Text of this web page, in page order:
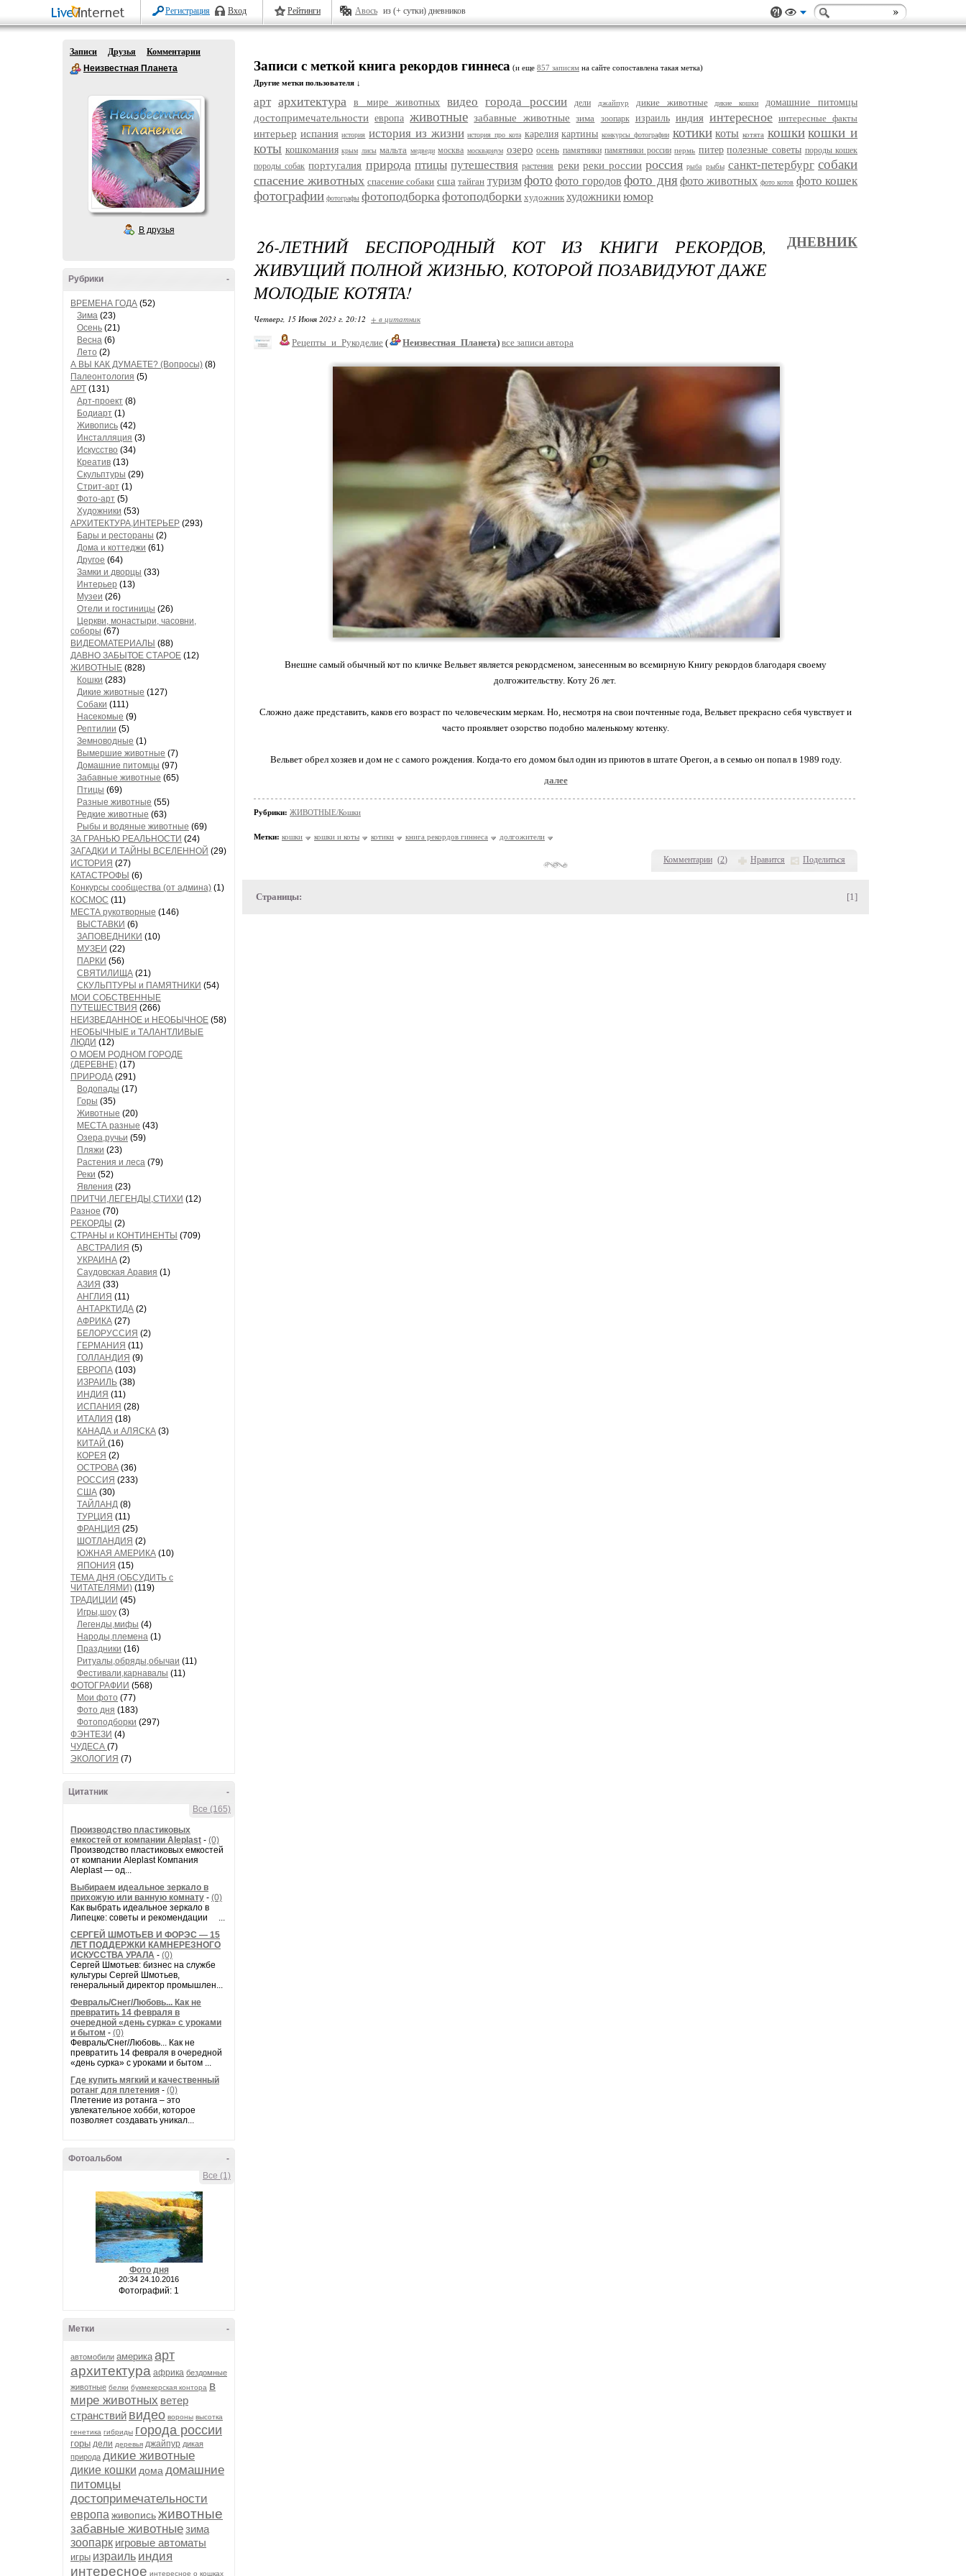
Регистрация Вход Рейтинги Авось из (+ сутки) дневников
Записи Друзья
Комментарии
Неизвестная Планета
В друзья
-
Рубрики
ВРЕМЕНА ГОДА (52)
Зима (23)
Осень (21)
Весна (6)
Лето (2)
А ВЫ КАК ДУМАЕТЕ? (Вопросы) (8)
Палеонтология (5)
АРТ (131)
Арт-проект (8)
Бодиарт (1)
Живопись (42)
Инсталляция (3)
Искусство (34)
Креатив (13)
Скульптуры (29)
Стрит-арт (1)
Фото-арт (5)
Художники (53)
АРХИТЕКТУРА,ИНТЕРЬЕР (293)
Бары и рестораны (2)
Дома и коттеджи (61)
Другое (64)
Замки и дворцы (33)
Интерьер (13)
Музеи (26)
Отели и гостиницы (26)
Церкви, монастыри, часовни,
соборы (67)
ВИДЕОМАТЕРИАЛЫ (88)
ДАВНО ЗАБЫТОЕ СТАРОЕ (12)
ЖИВОТНЫЕ (828)
Кошки (283)
Дикие животные (127)
Собаки (111)
Насекомые (9)
Рептилии (5)
Земноводные (1)
Вымершие животные (7)
Домашние питомцы (97)
Забавные животные (65)
Птицы (69)
Разные животные (55)
Редкие животные (63)
Рыбы и водяные животные (69)
ЗА ГРАНЬЮ РЕАЛЬНОСТИ (24)
ЗАГАДКИ И ТАЙНЫ ВСЕЛЕННОЙ (29)
ИСТОРИЯ (27)
КАТАСТРОФЫ (6)
Конкурсы сообщества (от админа) (1)
КОСМОС (11)
МЕСТА рукотворные (146)
ВЫСТАВКИ (6)
ЗАПОВЕДНИКИ (10)
МУЗЕИ (22)
ПАРКИ (56)
СВЯТИЛИЩА (21)
СКУЛЬПТУРЫ и ПАМЯТНИКИ (54)
МОИ СОБСТВЕННЫЕ
ПУТЕШЕСТВИЯ (266)
НЕИЗВЕДАННОЕ и НЕОБЫЧНОЕ (58)
НЕОБЫЧНЫЕ и ТАЛАНТЛИВЫЕ
ЛЮДИ (12)
О МОЕМ РОДНОМ ГОРОДЕ
(ДЕРЕВНЕ) (17)
ПРИРОДА (291)
Водопады (17)
Горы (35)
Животные (20)
МЕСТА разные (43)
Озера,ручьи (59)
Пляжи (23)
Растения и леса (79)
Реки (52)
Явления (23)
ПРИТЧИ,ЛЕГЕНДЫ,СТИХИ (12)
Разное (70)
РЕКОРДЫ (2)
СТРАНЫ и КОНТИНЕНТЫ (709)
АВСТРАЛИЯ (5)
УКРАИНА (2)
Саудовская Аравия (1)
АЗИЯ (33)
АНГЛИЯ (11)
АНТАРКТИДА (2)
АФРИКА (27)
БЕЛОРУССИЯ (2)
ГЕРМАНИЯ (11)
ГОЛЛАНДИЯ (9)
ЕВРОПА (103)
ИЗРАИЛЬ (38)
ИНДИЯ (11)
ИСПАНИЯ (28)
ИТАЛИЯ (18)
КАНАДА и АЛЯСКА (3)
КИТАЙ (16)
КОРЕЯ (2)
ОСТРОВА (36)
РОССИЯ (233)
США (30)
ТАЙЛАНД (8)
ТУРЦИЯ (11)
ФРАНЦИЯ (25)
ШОТЛАНДИЯ (2)
ЮЖНАЯ АМЕРИКА (10)
ЯПОНИЯ (15)
ТЕМА ДНЯ (ОБСУДИТЬ с
ЧИТАТЕЛЯМИ) (119)
ТРАДИЦИИ (45)
Игры,шоу (3)
Легенды,мифы (4)
Народы,племена (1)
Праздники (16)
Ритуалы,обряды,обычаи (11)
Фестивали,карнавалы (11)
ФОТОГРАФИИ (568)
Мои фото (77)
Фото дня (183)
Фотоподборки (297)
ФЭНТЕЗИ (4)
ЧУДЕСА (7)
ЭКОЛОГИЯ (7)
-
Цитатник
Все (165)
Производство пластиковых
емкостей от компании Aleplast - (0)
Производство пластиковых емкостей
от компании Aleplast Компания
Aleplast — од...
Выбираем идеальное зеркало в
прихожую или ванную комнату - (0)
Как выбрать идеальное зеркало в
Липецке: советы и рекомендации ...
СЕРГЕЙ ШМОТЬЕВ И ФОРЭС — 15
ЛЕТ ПОДДЕРЖКИ КАМНЕРЕЗНОГО
ИСКУССТВА УРАЛА - (0)
Сергей Шмотьев: бизнес на службе
культуры Сергей Шмотьев,
генеральный директор промышлен...
Февраль/Снег/Любовь... Как не
превратить 14 февраля в
очередной «день сурка» с уроками
и бытом - (0)
Февраль/Снег/Любовь... Как не
превратить 14 февраля в очередной
«день сурка» с уроками и бытом ...
Где купить мягкий и качественный
ротанг для плетения - (0)
Плетение из ротанга – это
увлекательное хобби, которое
позволяет создавать уникал...
-
Фотоальбом
Все (1)
Фото дня
20:34 24.10.2016
Фотографий: 1
-
Метки
автомобили америка арт
архитектура африка бездомные
животные белки букмекерская контора в
мире животных ветер
странствий видео вороны высотка
генетика гибриды города россии
горы дели деревья джайпур дикая
природа дикие животные
дикие кошки дома домашние
питомцы
достопримечательности
европа живописьживотные
забавные животныезима
зоопарк игровые автоматы
игры израиль индия
интересное интересное о кошках
Записи с меткой книга рекордов гиннеса (и еще 857 записям на сайте сопоставлена такая метка)
Другие метки пользователя ↓
арт архитектура в мире животных видео города россии дели джайпур дикие животные дикие кошки домашние питомцы
достопримечательности европа животные забавные животные зима зоопарк израиль индия интересное интересные факты
интерьер испания история история из жизни история про кота карелия картины конкурсы фотографии котики коты котята кошки кошки и
коты кошкомания крым лисы мальта медведи москва москвариум озеро осень памятники памятники россии пермь питер полезные советы породы кошек
породы собак португалия природа птицы путешествия растения реки реки россии россия рыба рыбы санкт-петербург собаки
спасение животных спасение собаки сша тайган туризм фото фото городов фото дня фото животных фото котов фото кошек
фотографии фотографы фотоподборкафотоподборки художник художники юмор
Комментарии (2) Нравится Поделиться
26-ЛЕТНИЙ БЕСПОРОДНЫЙ КОТ ИЗ КНИГИ РЕКОРДОВ,
ЖИВУЩИЙ ПОЛНОЙ ЖИЗНЬЮ, КОТОРОЙ ПОЗАВИДУЮТ ДАЖЕ
МОЛОДЫЕ КОТЯТА!
ДНЕВНИК
Четверг, 15 Июня 2023 г. 20:12 + в цитатник
Рецепты_и_Рукоделие ( Неизвестная_Планета) все записи автора
Внешне самый обычный кот по кличке Вельвет является рекордсменом, занесенным во всемирную Книгу рекордов благодаря своему
долгожительству. Коту 26 лет.
Сложно даже представить, каков его возраст по человеческим меркам. Но, несмотря на свои почтенные года, Вельвет прекрасно себя чувствует и
часто проявляет озорство подобно маленькому котенку.
Вельвет обрел хозяев и дом не с самого рождения. Когда-то его домом был один из приютов в штате Орегон, а в семью он попал в 1989 году.
далее
Рубрики: ЖИВОТНЫЕ/Кошки
Метки: кошки кошки и коты котики книга рекордов гиннеса долгожители
Страницы: [1]